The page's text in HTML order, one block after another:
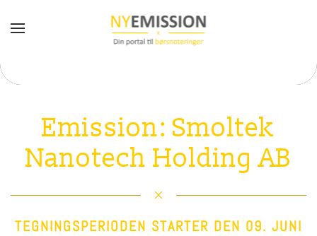
Gå til hovedindhold
Emission: Smoltek
Nanotech Holding AB
TEGNINGSPERIODEN STARTER DEN 09. JUNI